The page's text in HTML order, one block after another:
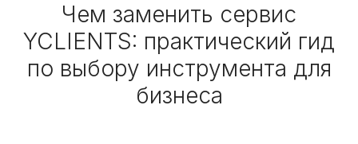
Чем заменить сервис
YCLIENTS: практический гид
по выбору инструмента для
бизнеса